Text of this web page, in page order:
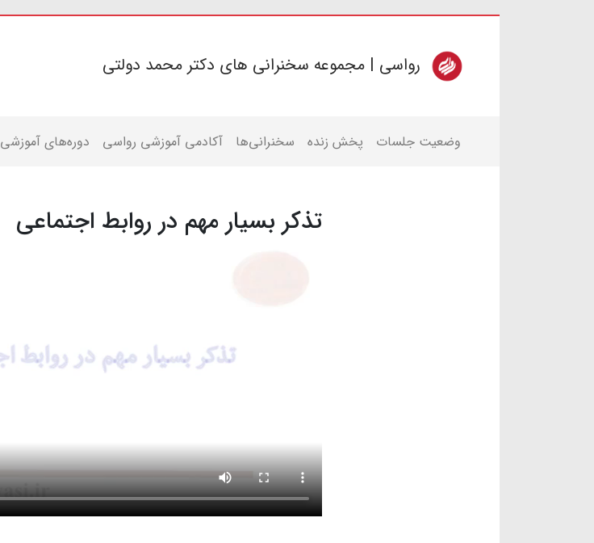
رواسی | مجموعه سخنرانی های دکتر محمد دولتی
وضعیت جلسات پخش زنده سخنرانی‌ها آکادمی آموزشی رواسی دوره‌های آموزشی
تذکر بسیار مهم در روابط اجتماعی